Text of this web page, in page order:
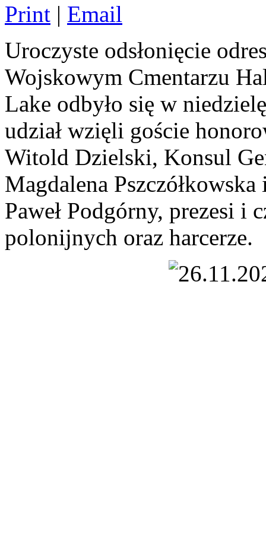
Print | Email
Uroczyste odsłonięcie
Wojskowym Cmentarzu
Lake odbyło się w
udział wzięli goście
Witold Dzielski, Konsul
Magdalena
Paweł Podgórny, prezesi i
polonijnych oraz harcerze.